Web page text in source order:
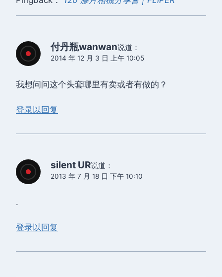
付丹瓶wanwan说道：
2014 年 12 月 3 日 上午 10:05
我想问问这个头套哪里有卖或者有做的？
登录以回复
silent UR说道：
2013 年 7 月 18 日 下午 10:10
.
登录以回复